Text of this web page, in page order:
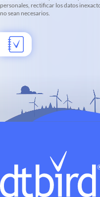
personales, rectificar los datos
no sean necesarios.